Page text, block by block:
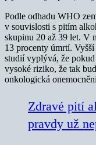
Podle odhadu WHO
v souvislosti s pitím
skupinu 20 až 39 let. V
13 procenty úmrtí.
studií vyplývá, že
vysoké riziko, že tak
onkologická
Zdravé pití
pravdy už